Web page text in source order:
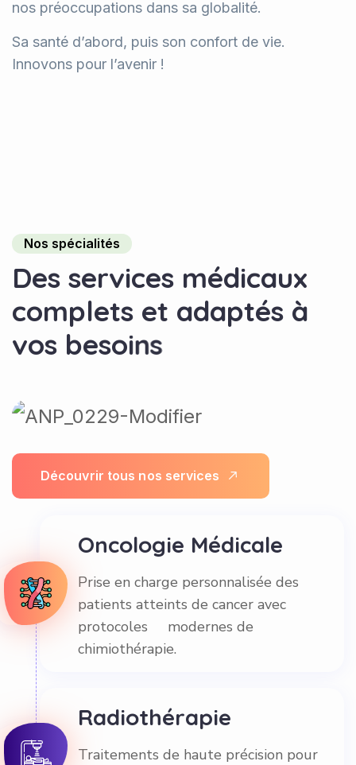
Sa santé d’abord, puis son confort de vie.
Innovons pour l’avenir !
Des servic
com plets et adaptés à
vos besoi ns
Découvrir tous nos services
Prise en charge personnalisée des
patients atteints de cancer avec
protocoles modernes de
chimiothérapie.
Traitements de haute précision pour
cibler les tumeurs tout en préservant